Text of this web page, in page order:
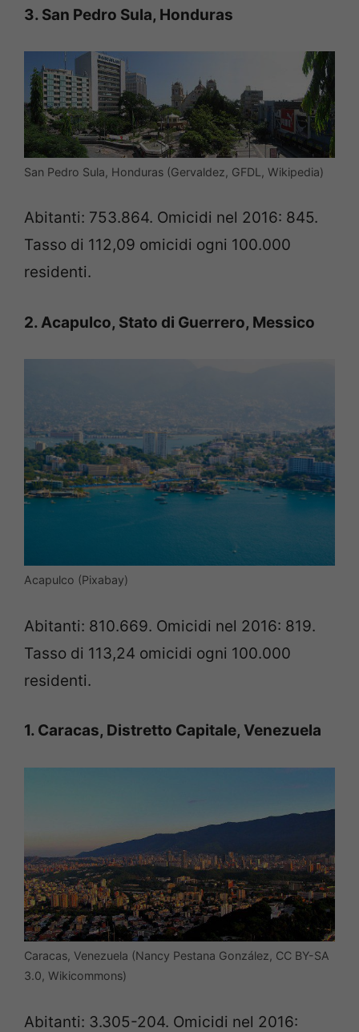
3. San Pedro Sula, Honduras
San Pedro Sula, Honduras (Gervaldez, GFDL, Wikipedia)
Abitanti: 753.864. Omicidi nel 2016: 845.
Tasso di 112,09 omicidi ogni 100.000
residenti.
2. Acapulco, Stato di Guerrero, Messico
Acapulco (Pixabay)
Abitanti: 810.669. Omicidi nel 2016: 819.
Tasso di 113,24 omicidi ogni 100.000
residenti.
1. Caracas, Distretto Capitale, Venezuela
Caracas, Venezuela (Nancy Pestana González, CC BY-SA
3.0, Wikicommons)
Abitanti: 3.305-204. Omicidi nel 2016: